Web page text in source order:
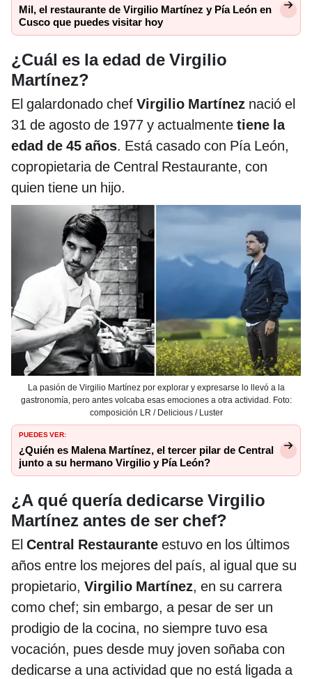
Mil, el restaurante de Virgilio Martínez y Pía León en
Cusco que puedes visitar hoy
¿Cuál es la edad de Virgilio
Martínez?
El galardonado chef Virgilio Martínez nació el
31 de agosto de 1977 y actualmente tiene la
edad de 45 años. Está casado con Pía León,
copropietaria de Central Restaurante, con
quien tiene un hijo.
La pasión de Virgilio Martínez por explorar y expresarse lo llevó a la
gastronomía, pero antes volcaba esas emociones a otra actividad. Foto:
composición LR / Delicious / Luster
PUEDES VER:
¿Quién es Malena Martínez, el tercer pilar de Central
junto a su hermano Virgilio y Pía León?
¿A qué quería dedicarse Virgilio
Martínez antes de ser chef?
El Central Restaurante estuvo en los últimos
años entre los mejores del país, al igual que su
propietario, Virgilio Martínez, en su carrera
como chef; sin embargo, a pesar de ser un
prodigio de la cocina, no siempre tuvo esa
vocación, pues desde muy joven soñaba con
dedicarse a una actividad que no está ligada a